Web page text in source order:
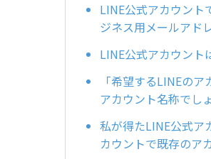
LINE公式アカウント
ジネス用メールアド
LINE公式アカウント
「希望するLINEの
アカウント名称でし
私が得たLINE公式ア
カウントで既存のア